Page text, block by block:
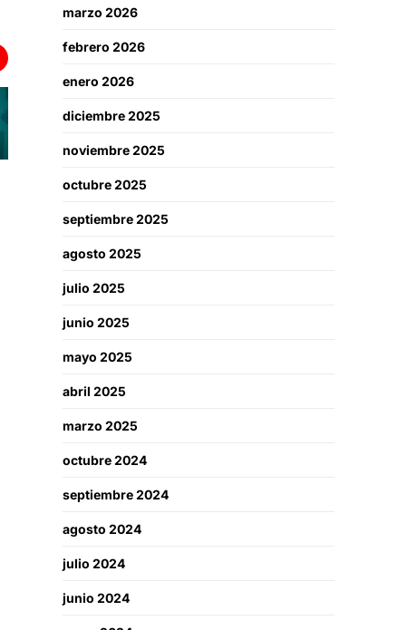
marzo 2026
febrero 2026
enero 2026
diciembre 2025
noviembre 2025
octubre 2025
septiembre 2025
agosto 2025
julio 2025
junio 2025
mayo 2025
abril 2025
marzo 2025
octubre 2024
septiembre 2024
agosto 2024
julio 2024
junio 2024